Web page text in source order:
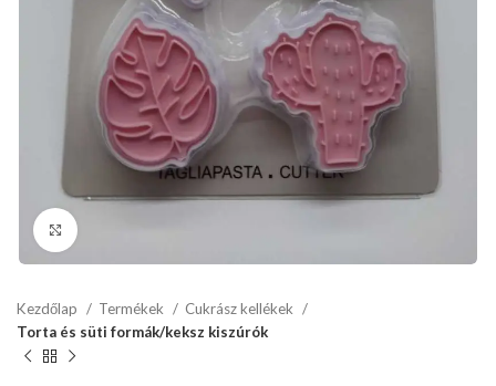
Kezdőlap Termékek
Cukrász kellékek
Torta és süti formák/keksz kiszúrók